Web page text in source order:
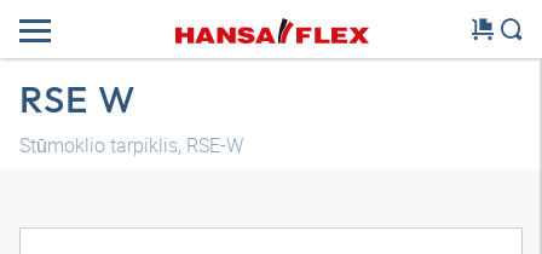
RSE W
Stūmoklio tarpiklis, RSE-W